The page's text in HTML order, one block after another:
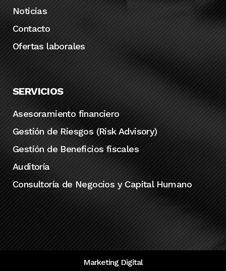
Noticias
Contacto
Ofertas laborales
SERVICIOS
Asesoramiento financiero
Gestión de Riesgos (Risk Advisory)
Gestión de Beneficios fiscales
Auditoría
Consultoría de Negocios y Capital Humano
Marketing Digital